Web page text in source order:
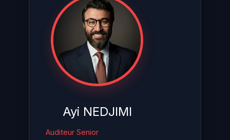
Ayi NEDJIMI
Auditeur Senior